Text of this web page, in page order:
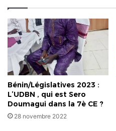
Vladimir
Poutine
?
Bénin/Législatives 2023 :
L’UDBN , qui est Sero
Doumagui dans la 7è CE ?
28 novembre 2022